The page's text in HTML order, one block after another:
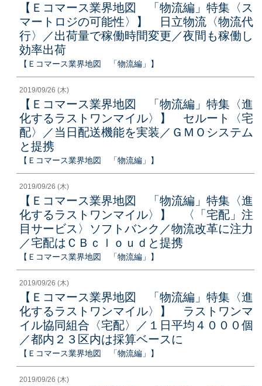
【Ｅコマース業界地図 「物流編」特集〈ス
マートロジの可能性〉】 日立物流〈物流代
行〉／出荷量で稼働時間変更／夜間も稼働し
効率出荷
【Ｅコマース業界地図 「物流編」】
2019/09/26 (木)
【Ｅコマース業界地図 「物流編」特集〈進
化するラストワンマイル〉】 セルート〈宅
配〉／当日配送機能を実装／ＧＭＯシステム
と提携
【Ｅコマース業界地図 「物流編」】
2019/09/26 (木)
【Ｅコマース業界地図 「物流編」特集〈進
化するラストワンマイル〉】 〈「宅配」注
目サービス〉ソフトバンク／物流改革に注力
／宅配はＣＢｃｌｏｕｄと提携
【Ｅコマース業界地図 「物流編」】
2019/09/26 (木)
【Ｅコマース業界地図 「物流編」特集〈進
化するラストワンマイル〉】 ラストワンマ
イル協同組合〈宅配〉／１日平均４０００個
／都内２３区内は採算ベースに
【Ｅコマース業界地図 「物流編」】
2019/09/26 (木)